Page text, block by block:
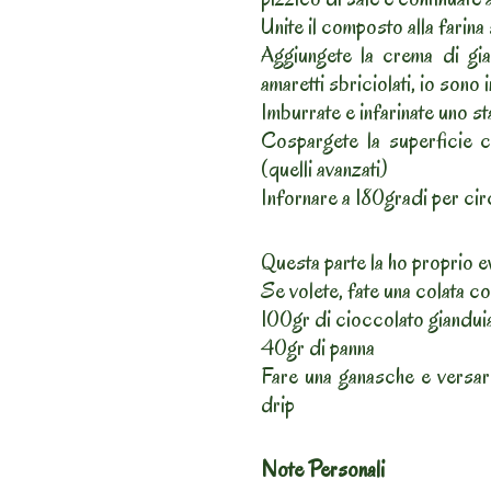
Unite il composto alla
Aggiungete la crema di
amaretti sbriciolati, io sono
Imburrate e infarinate uno
Cospargete la superficie
(quelli avanzati)
Infornare a 180gradi per
Questa parte la ho proprio
Se volete, fate una colata
100gr di cioccolato
40gr di panna
Fare una ganasche e
drip
Note Personali